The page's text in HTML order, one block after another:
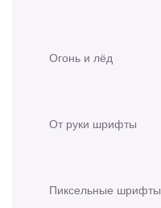
Огонь и лёд
От руки шрифты
Пиксельные шрифты